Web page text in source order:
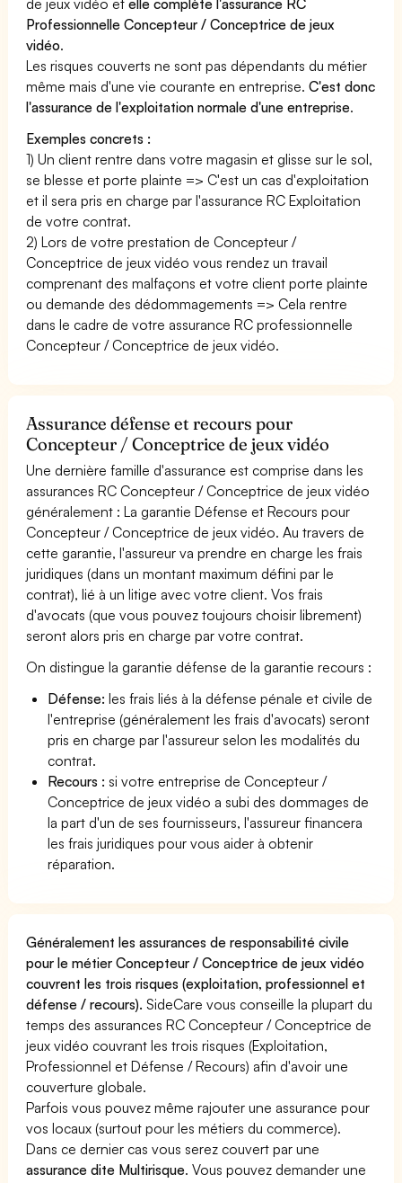
Professionnelle Concepteur / Conceptrice de jeux
vidéo.
Les risques couverts ne sont pas dépendants du métier
même mais d'une vie courante en entreprise.C'est donc
l'assurance de l'exploitation normale d'une entreprise.
Exemples concrets :
1) Un client rentre dans votre magasin et glisse sur le sol,
se blesse et porte plainte => C'est un cas d'exploitation
et il sera pris en charge par l'assurance RC Exploitation
de votre contrat.
2) Lors de votre prestation de Concepteur /
Conceptrice de jeux vidéo vous rendez un travail
comprenant des malfaçons et votre client porte plainte
ou demande des dédommagements => Cela rentre
dans le cadre de votre assurance RC professionnelle
Concepteur / Conceptrice de jeux vidéo.
Assurance défense et recours pour
Concepteur / Conceptrice de jeux vidéo
Une dernière famille d'assurance est comprise dans les
assurances RC Concepteur / Conceptrice de jeux vidéo
généralement : La garantie Défense et Recours pour
Concepteur / Conceptrice de jeux vidéo. Au travers de
cette garantie, l'assureur va prendre en charge les frais
juridiques (dans un montant maximum défini par le
contrat), lié à un litige avec votre client. Vos frais
d'avocats (que vous pouvez toujours choisir librement)
seront alors pris en charge par votre contrat.
On distingue la garantie défense de la garantie recours :
Défense: les frais liés à la défense pénale et civile de
l'entreprise (généralement les frais d'avocats) seront
pris en charge par l'assureur selon les modalités du
contrat.
Recours : si votre entreprise de Concepteur /
Conceptrice de jeux vidéo a subi des dommages de
la part d'un de ses fournisseurs, l'assureur financera
les frais juridiques pour vous aider à obtenir
réparation.
Généralement les assurances de responsabilité civile
pour le métier Concepteur / Conceptrice de jeux vidéo
couvrent les trois risques (exploitation, professionnel et
défense / recours). SideCare vous conseille la plupart du
temps des assurances RC Concepteur / Conceptrice de
jeux vidéo couvrant les trois risques (Exploitation,
Professionnel et Défense / Recours) afin d'avoir une
couverture globale.
Parfois vous pouvez même rajouter une assurance pour
vos locaux (surtout pour les métiers du commerce).
Dans ce dernier cas vous serez couvert par une
assurance dite Multirisque. Vous pouvez demander une